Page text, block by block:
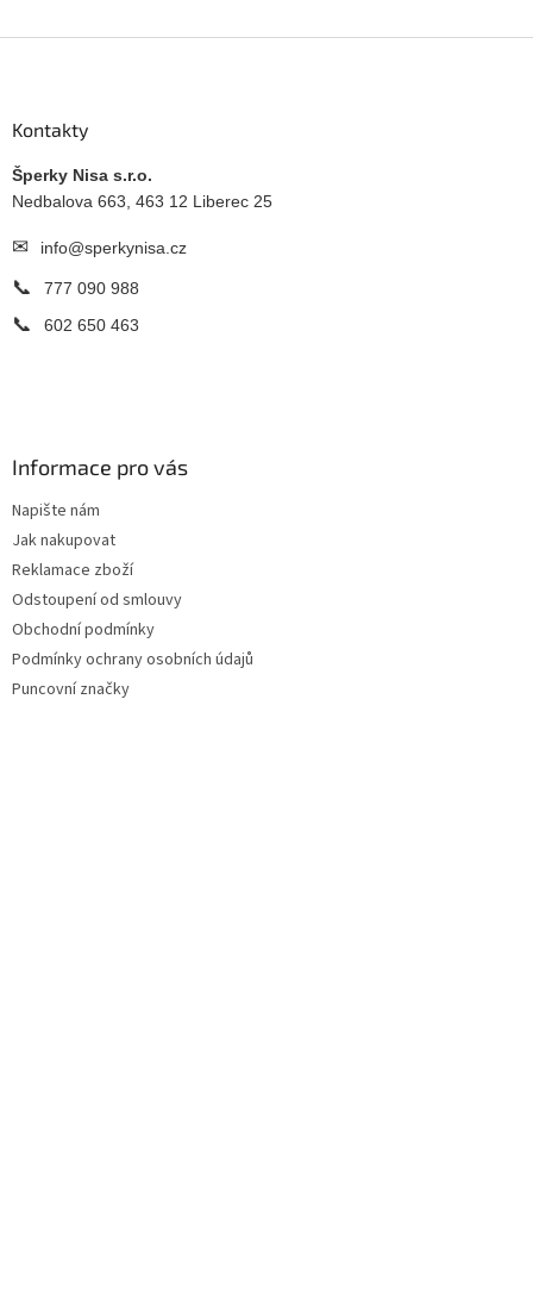
Kontakty
Šperky Nisa s.r.o.
Nedbalova 663, 463 12 Liberec 25
✉ info@sperkynisa.cz
📞 777 090 988
📞 602 650 463
Informace pro vás
Napište nám
Jak nakupovat
Reklamace zboží
Odstoupení od smlouvy
Obchodní podmínky
Podmínky ochrany osobních údajů
Puncovní značky